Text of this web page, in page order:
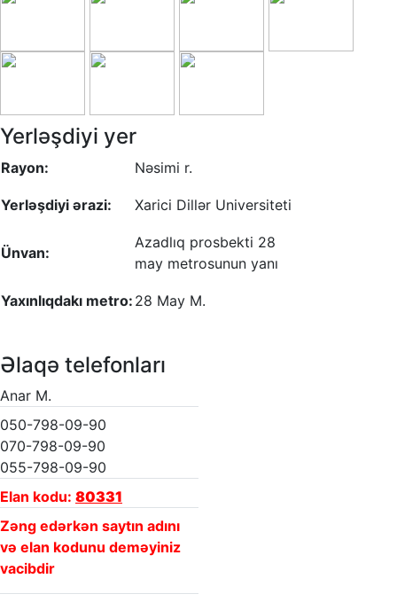
Yerləşdiyi yer
Rayon: Nəsimi r.
Yerləşdiyi ərazi: Xarici Dillər Universiteti
Ünvan:
Azadlıq prosbekti 28
may metrosunun yanı
Yaxınlıqdakı metro: 28 May M.
Əlaqə telefonları
Anar M.
050-798-09-90
070-798-09-90
055-798-09-90
Elan kodu: 80331
Zəng edərkən saytın adını
və elan kodunu deməyiniz
vacibdir